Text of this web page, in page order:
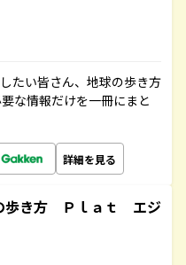
たい皆さん、地球の歩き方
な情報だけを一冊にまと
詳細を見る
歩き方 Ｐｌａｔ エジ